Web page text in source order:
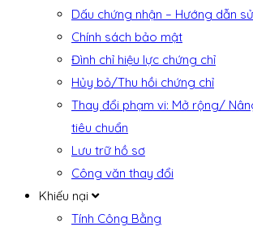
Dấu chứng nhận – Hướng dẫn
Chính sách bảo mật
Đình chỉ hiệu lực chứng chỉ
Hủy bỏ/Thu hồi chứng chỉ
Thay đổi phạm vi: Mở rộng/
tiêu chuẩn
Lưu trữ hồ sơ
Công văn thay đổi
Khiếu nại
Tính Công Bằng